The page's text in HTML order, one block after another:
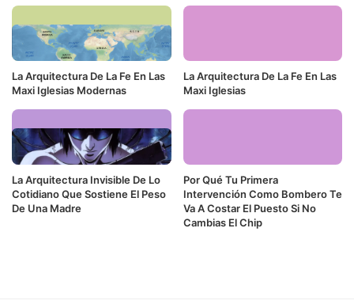
La Arquitectura De La Fe En Las
Maxi Iglesias Modernas
La Arquitectura De La Fe En Las
Maxi Iglesias
La Arquitectura Invisible De Lo
Cotidiano Que Sostiene El Peso
De Una Madre
Por Qué Tu Primera
Intervención Como Bombero Te
Va A Costar El Puesto Si No
Cambias El Chip